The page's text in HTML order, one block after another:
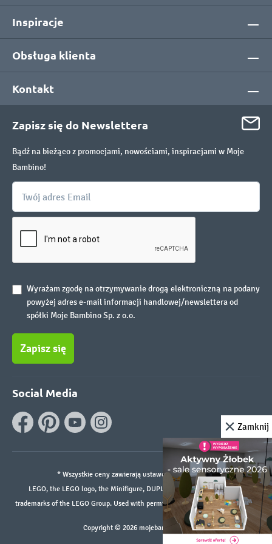
Inspiracje
Obsługa klienta
Kontakt
Zapisz się do Newslettera
Bądź na bieżąco z promocjami, nowościami, inspiracjami w Moje
Bambino!
Wyrażam zgodę na otrzymywanie drogą elektroniczną na podany
powyżej adres e-mail informacji handlowej/newslettera od
spółki Moje Bambino Sp. z o.o.
Zapisz się
Social Media
* Wszystkie ceny zawierają ustawowy podatek VAT.
LEGO, the LEGO logo, the Minifigure, DUPLO, and the SPIKE logo are
trademarks of the LEGO Group. Used with permission. ©2026 The LEGO Group
Copyright © 2026 mojebambino.pl
Zamknij